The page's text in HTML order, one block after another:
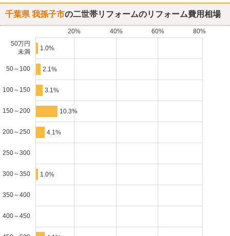
千葉県 我孫子市の二世帯リフォームのリフォーム費用相場
20% 40% 60%
80%
50万円
未満
1.0%
50～100 2.1%
100～150 3.1%
150～200 10.3%
200～250 4.1%
250～300
300～350 1.0%
350～400
400～450